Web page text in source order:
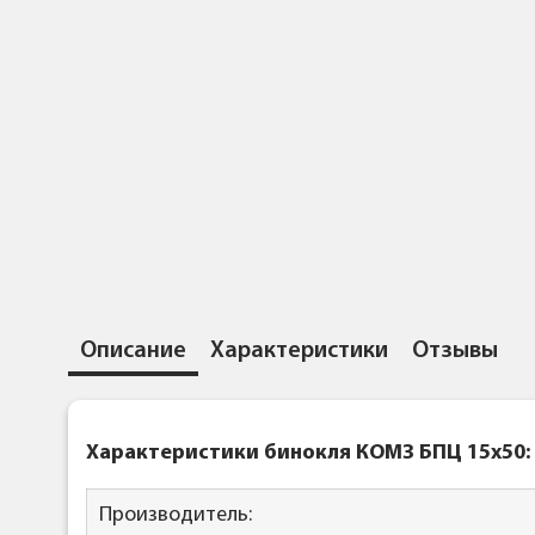
Описание Характеристики Отзывы
Характеристики бинокля КОМЗ БПЦ 15x50:
Производитель: